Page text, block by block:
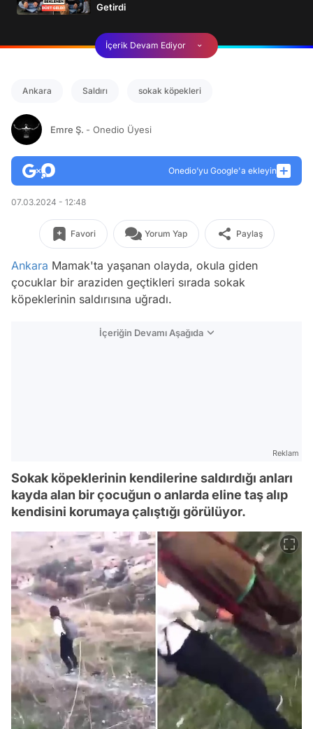
Getirdi
İçerik Devam Ediyor
Ankara Saldırı sokak köpekleri
Emre Ş. - Onedio Üyesi
Onedio’yu Google'a ekleyin
07.03.2024 - 12:48
Favori Yorum Yap Paylaş
Ankara Mamak'ta yaşanan olayda, okula giden
çocuklar bir araziden geçtikleri sırada sokak
köpeklerinin saldırısına uğradı.
İçeriğin Devamı Aşağıda
Reklam
Sokak köpeklerinin kendilerine saldırdığı anları
kayda alan bir çocuğun o anlarda eline taş alıp
kendisini korumaya çalıştığı görülüyor.